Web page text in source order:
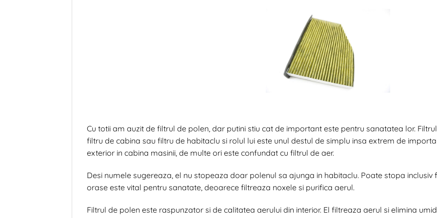
Cu totii am auzit de filtrul de polen, dar putini stiu cat de important este pentru sanatatea lor.
filtru de cabina sau filtru de habitaclu si rolul lui este unul destul de simplu insa extrem de
exterior in cabina masinii, de multe ori este confundat cu filtrul de aer.
Desi numele sugereaza, el nu stopeaza doar polenul sa ajunga in habitaclu. Poate stopa inclusiv
orase este vital pentru sanatate, deoarece filtreaza noxele si purifica aerul.
Filtrul de polen este raspunzator si de calitatea aerului din interior. El filtreaza aerul si elimina